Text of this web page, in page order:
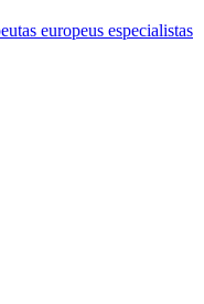
europeus especialistas